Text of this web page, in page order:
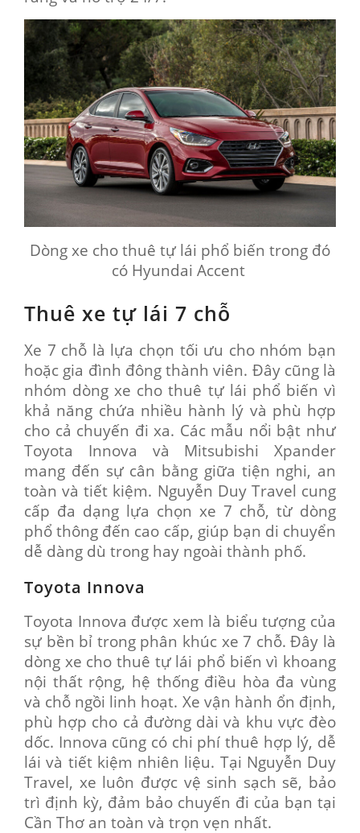
Dòng xe cho thuê tự lái phổ biến trong đó
có Hyundai Accent
Thuê xe tự lái 7 chỗ
Xe 7 chỗ là lựa chọn tối ưu cho nhóm bạn
hoặc gia đình đông thành viên. Đây cũng là
nhóm dòng xe cho thuê tự lái phổ biến vì
khả năng chứa nhiều hành lý và phù hợp
cho cả chuyến đi xa. Các mẫu nổi bật như
Toyota Innova và Mitsubishi Xpander
mang đến sự cân bằng giữa tiện nghi, an
toàn và tiết kiệm. Nguyễn Duy Travel cung
cấp đa dạng lựa chọn xe 7 chỗ, từ dòng
phổ thông đến cao cấp, giúp bạn di chuyển
dễ dàng dù trong hay ngoài thành phố.
Toyota Innova
Toyota Innova được xem là biểu tượng của
sự bền bỉ trong phân khúc xe 7 chỗ. Đây là
dòng xe cho thuê tự lái phổ biến vì khoang
nội thất rộng, hệ thống điều hòa đa vùng
và chỗ ngồi linh hoạt. Xe vận hành ổn định,
phù hợp cho cả đường dài và khu vực đèo
dốc. Innova cũng có chi phí thuê hợp lý, dễ
lái và tiết kiệm nhiên liệu. Tại Nguyễn Duy
Travel, xe luôn được vệ sinh sạch sẽ, bảo
trì định kỳ, đảm bảo chuyến đi của bạn tại
Cần Thơ an toàn và trọn vẹn nhất.